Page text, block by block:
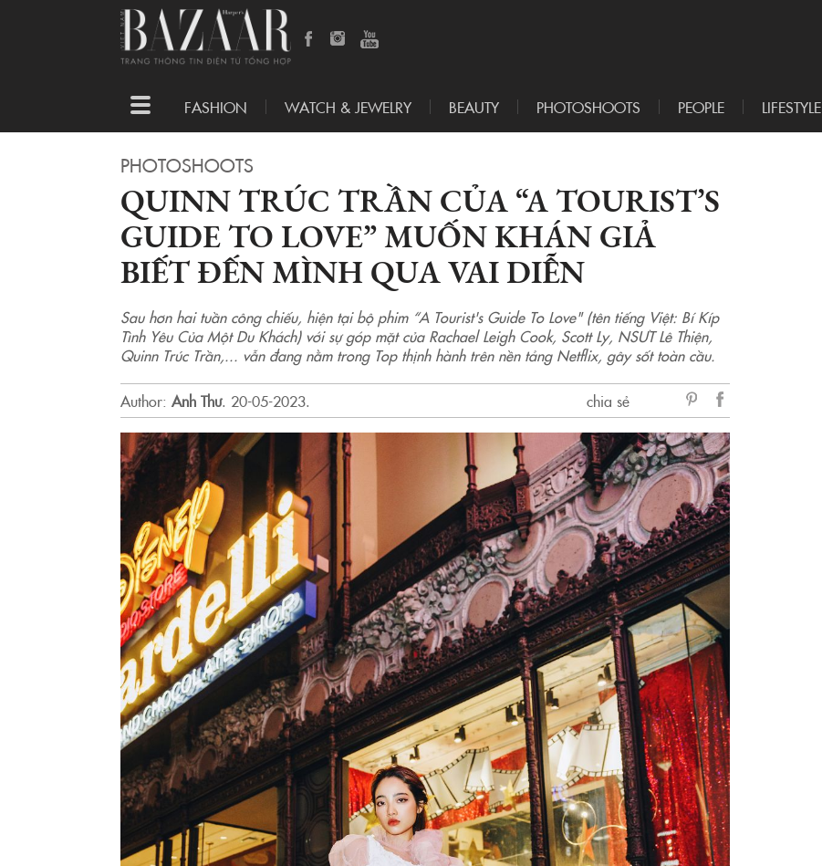
Toggle
navigation
FASHION WATCH & JEWELRY BEAUTY PHOTOSHOOTS PEOPLE LIFESTYLE
PHOTOSHOOTS
QUINN TRÚC TRẦN CỦA “A TOURIST’S
GUIDE TO LOVE” MUỐN KHÁN GIẢ
BIẾT ĐẾN MÌNH QUA VAI DIỄN
Sau hơn hai tuần công chiếu, hiện tại bộ phim “A Tourist's Guide To Love" (tên tiếng Việt: Bí Kíp
Tình Yêu Của Một Du Khách) với sự góp mặt của Rachael Leigh Cook, Scott Ly, NSƯT Lê Thiện,
Quinn Trúc Trần,... vẫn đang nằm trong Top thịnh hành trên nền tảng Netflix, gây sốt toàn cầu.
Author: Anh Thư. 20-05-2023.
chia sẻ
Facebook